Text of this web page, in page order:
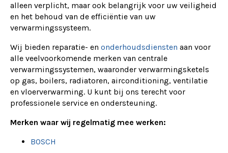
alleen verplicht, maar ook belangrijk voor uw veiligheid
en het behoud van de efficiëntie van uw
verwarmingssysteem.
Wij bieden reparatie- en onderhoudsdiensten aan voor
alle veelvoorkomende merken van centrale
verwarmingssystemen, waaronder verwarmingsketels
op gas, boilers, radiatoren, airconditioning, ventilatie
en vloerverwarming. U kunt bij ons terecht voor
professionele service en ondersteuning.
Merken waar wij regelmatig mee werken:
BOSCH